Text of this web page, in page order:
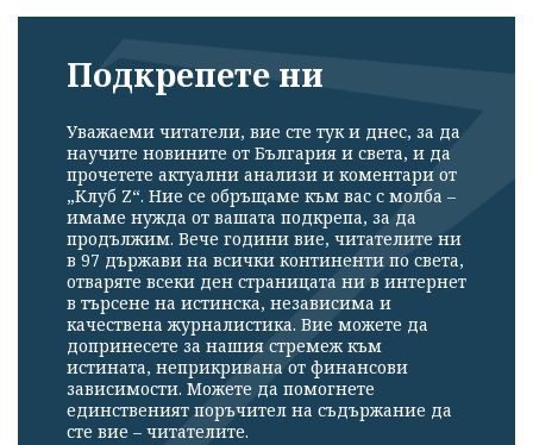
Подкрепете ни
Уважаеми читатели, вие сте тук и днес, за да
научите новините от България и света, и да
прочетете актуални анализи и коментари от
„Клуб Z“. Ние се обръщаме към вас с молба –
имаме нужда от вашата подкрепа, за да
продължим. Вече години вие, читателите ни
в 97 държави на всички континенти по света,
отваряте всеки ден страницата ни в интернет
в търсене на истинска, независима и
качествена журналистика. Вие можете да
допринесете за нашия стремеж към
истината, неприкривана от финансови
зависимости. Можете да помогнете
единственият поръчител на съдържание да
сте вие – читателите.